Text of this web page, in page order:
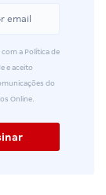
a Política de
e aceito
do
Online.